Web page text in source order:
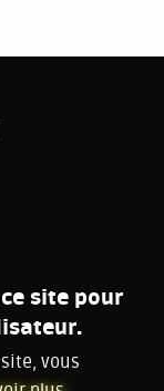
site pour
vous